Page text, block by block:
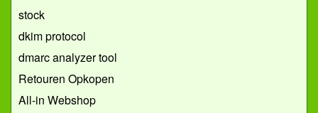
stock
dkim protocol
dmarc analyzer tool
Retouren Opkopen
All-in Webshop